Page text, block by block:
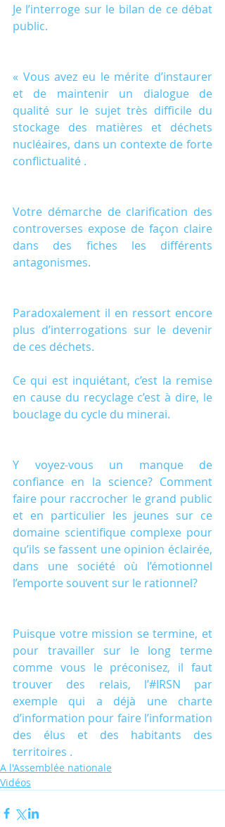
Je l’interroge sur le bilan de ce débat
public.
« Vous avez eu le mérite d’instaurer
et de maintenir un dialogue de
qualité sur le sujet très difficile du
stockage des matières et déchets
nucléaires, dans un contexte de forte
conflictualité .
Votre démarche de clarification des
controverses expose de façon claire
dans des fiches les différents
antagonismes.
Paradoxalement il en ressort encore
plus d’interrogations sur le devenir
de ces déchets.
Ce qui est inquiétant, c’est la remise
en cause du recyclage c’est à dire, le
bouclage du cycle du minerai.
Y voyez-vous un manque de
confiance en la science? Comment
faire pour raccrocher le grand public
et en particulier les jeunes sur ce
domaine scientifique complexe pour
qu’ils se fassent une opinion éclairée,
dans une société où l’émotionnel
l’emporte souvent sur le rationnel?
Puisque votre mission se termine, et
pour travailler sur le long terme
comme vous le préconisez, il faut
trouver des relais, l’#IRSN par
exemple qui a déjà une charte
d’information pour faire l’information
des élus et des habitants des
territoires .
A l'Assemblée nationale
Vidéos